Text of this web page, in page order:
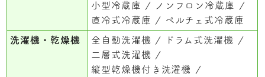
小型冷蔵庫
ノンフロン冷蔵庫
直冷式冷蔵庫
ペルチェ式冷蔵庫
洗濯機・乾燥機 全自動洗濯機
ドラム式洗濯機
二層式洗濯機
縦型乾燥機付き洗濯機